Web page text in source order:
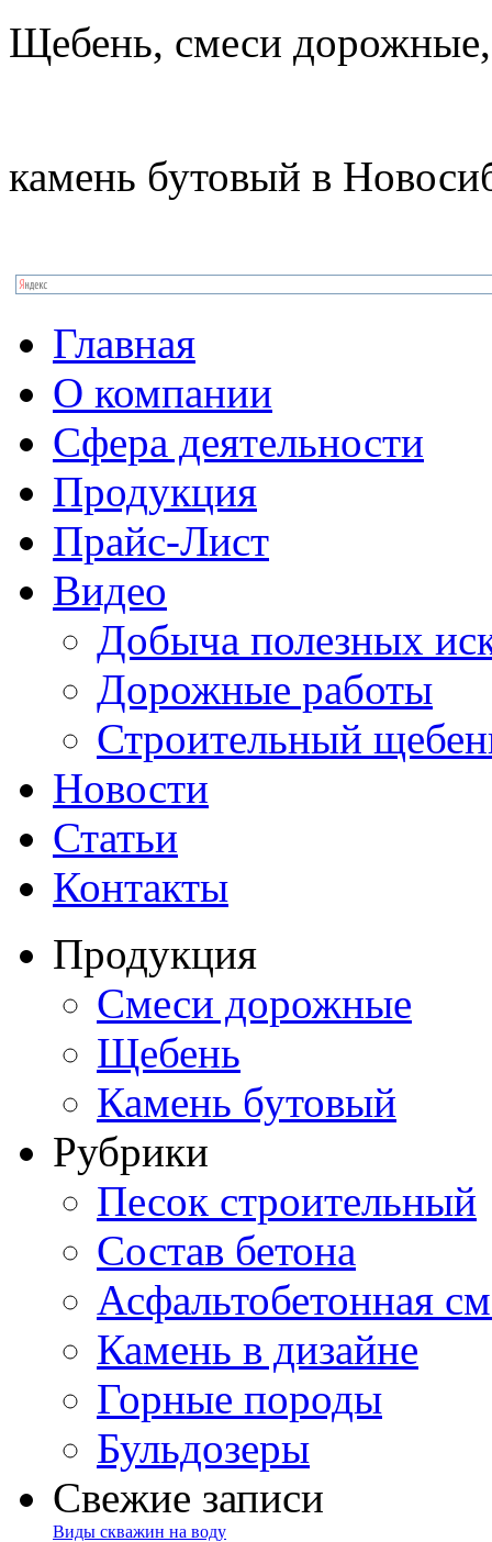
Щебень, смеси дорожные,
камень бутовый в
Главная
О компании
Сфера деятельности
Продукция
Прайс-Лист
Видео
Добыча полезных
Дорожные работы
Строительный
Новости
Статьи
Контакты
Продукция
Смеси дорожные
Щебень
Камень бутовый
Рубрики
Песок строительный
Состав бетона
Асфальтобетонная
Камень в дизайне
Горные породы
Бульдозеры
Свежие записи
Виды скважин на воду